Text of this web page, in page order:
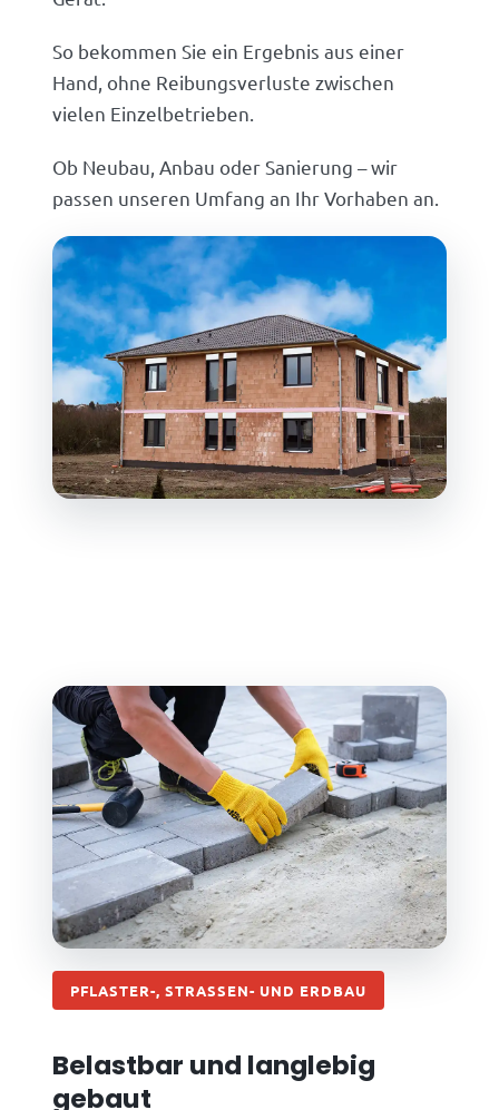
So bekommen Sie ein Ergebnis aus einer
Hand, ohne Reibungsverluste zwischen
vielen Einzelbetrieben.
Ob Neubau, Anbau oder Sanierung – wir
passen unseren Umfang an Ihr Vorhaben an.
PFLASTER-, STRASSEN- UND ERDBAU
Belastbar und langlebig
gebaut